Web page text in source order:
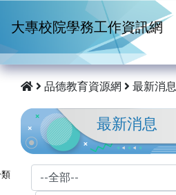
大專校院學務工作資訊網
品德教育資源網 最新消息
最新消息